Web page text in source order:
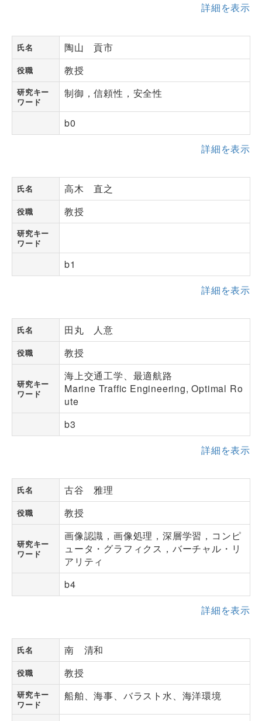
詳細を表示
氏名 陶山 貢市
役職 教授
研究キー
ワード
制御，信頼性，安全性
b0
詳細を表示
氏名 高木 直之
役職 教授
研究キー
ワード
b1
詳細を表示
氏名 田丸 人意
役職 教授
研究キー
ワード
海上交通工学、最適航路
Marine Traffic Engineering, Optimal Ro
ute
b3
詳細を表示
氏名 古谷 雅理
役職 教授
研究キー
ワード
画像認識，画像処理，深層学習，コンピ
ュータ・グラフィクス，バーチャル・リ
アリティ
b4
詳細を表示
氏名 南 清和
役職 教授
研究キー
ワード
船舶、海事、バラスト水、海洋環境